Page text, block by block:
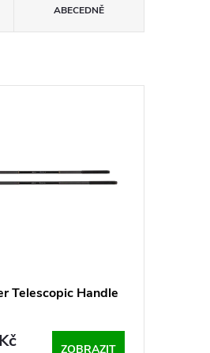
ABECEDNĚ
Telescopic Handle
ZOBRAZIT